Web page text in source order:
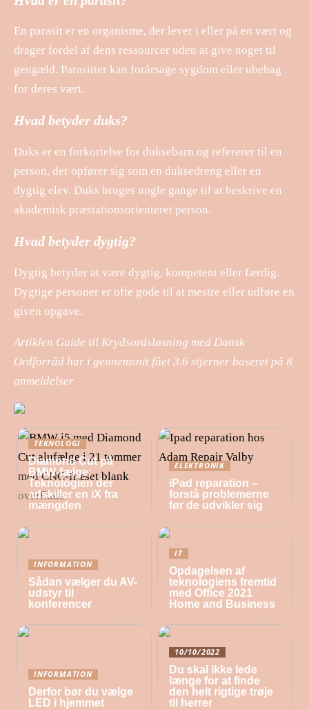
En parasit er en organisme, der lever i eller på en vært og
drager fordel af dens ressourcer uden at give noget til
gengæld. Parasitter kan forårsage sygdom eller ubehag
for deres vært.
Hvad betyder duks?
Duks er en forkortelse for duksebarn og refererer til en
person, der opfører sig som en duksedreng eller en
dygtig elev. Duks bruges nogle gange til at beskrive en
akademisk præstationsorienteret person.
Hvad betyder dygtig?
Dygtig betyder at være dygtig, kompetent eller færdig.
Dygtige personer er ofte gode til at mestre eller udføre en
given opgave.
Artiklen Guide til Krydsordsløsning med Dansk
Ordforråd har i gennemsnit fået 3.6 stjerner baseret på 8
anmeldelser
TEKNOLOGI
Diamond Cut på
BMW-fælge:
Teknologien der
adskiller en iX fra
mængden
ELEKTRONIK
iPad reparation –
forstå problemerne
før de udvikler sig
INFORMATION
Sådan vælger du AV-
udstyr til
konferencer
IT
Opdagelsen af
teknologiens fremtid
med Office 2021
Home and Business
INFORMATION
Derfor bør du vælge
LED i hjemmet
10/10/2022
Du skal ikke lede
længe for at finde
den helt rigtige trøje
til herrer